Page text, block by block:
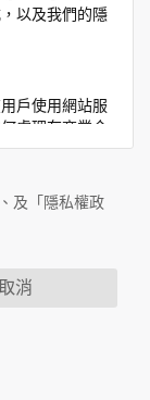
以及我們的隱
戶使用網站服
處理在商業合
私權保護政策
連結，這些置
主動提供的個
私權保護政
個人資料的行
及「隱私權政
消